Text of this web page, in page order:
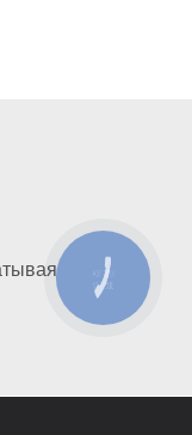
как
КНОПКА
ЗВ'ЯЗКУ